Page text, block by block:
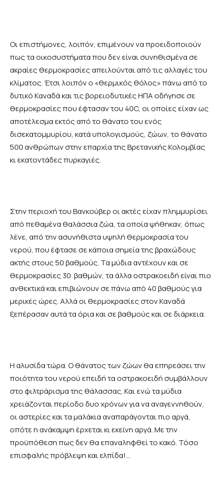
Οι επιστήμονες, λοιπόν, επιμένουν να προειδοποιούν
πως τα οικοσυστήματα που δεν είναι συνηθισμένα σε
ακραίες θερμοκρασίες απειλούνται από τις αλλαγές του
κλίματος. Έτσι λοιπόν ο «θερμικός θόλος» πάνω από το
δυτικό Καναδά και τις βορειοδυτικές ΗΠΑ οδήγησε σε
θερμοκρασίες που έφτασαν του 40C, οι οποίες είχαν ως
αποτέλεσμα εκτός από το θάνατο του ενός
δισεκατομμυρίου, κατά υπολογισμούς, ζώων, το θάνατο
500 ανθρώπων στην επαρχία της Βρετανικής Κολομβίας
κι εκατοντάδες πυρκαγιές.
Στην περιοχή του Βανκούβερ οι ακτές είχαν πλημμυρίσει
από πεθαμένα θαλάσσια ζώα, τα οποία ψήθηκαν, όπως
λένε, από την ασυνήθιστα υψηλή θερμοκρασία του
νερού, που έφτασε σε κάποια σημεία της βραχώδους
ακτής στους 50 βαθμούς. Τα μύδια αντέχουν και σε
θερμοκρασίες 30 βαθμών, τα άλλα οστρακοειδή είναι πιο
ανθεκτικά και επιβιώνουν σε πάνω από 40 βαθμούς για
μερικές ώρες. Αλλά οι θερμοκρασίες στον Καναδά
ξεπέρασαν αυτά τα όρια και σε βαθμούς και σε διάρκεια.
Η αλυσίδα τώρα. Ο θάνατος των ζώων θα επηρεάσει την
ποιότητα του νερού επειδή τα οστρακοειδή συμβάλλουν
στο φιλτράρισμα της θάλασσας. Και ενώ τα μύδια
χρειάζονται περίοδο δυο χρόνων για να αναγεννηθούν,
οι αστερίες και τα μαλάκια αναπαράγονται πιο αργά,
οπότε η ανάκαμψη έρχεται κι εκείνη αργά. Με την
προϋπόθεση πως δεν θα επαναληφθεί το κακό. Τόσο
επισφαλής πρόβλεψη και ελπίδα!…